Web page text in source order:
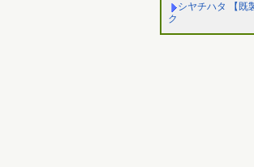
シヤチハタ 【既
ク